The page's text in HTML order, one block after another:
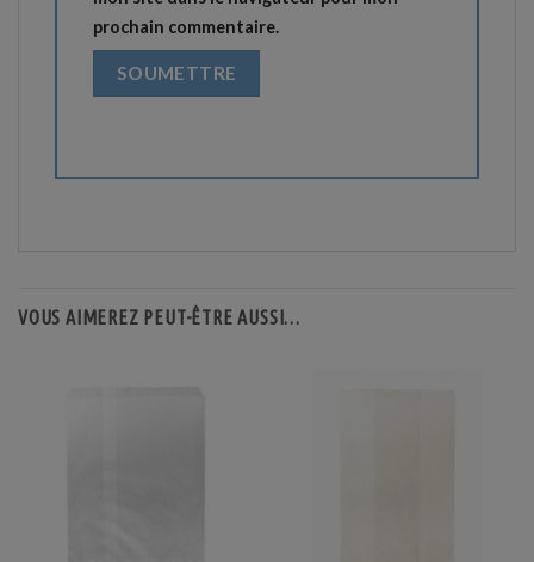
prochain commentaire.
VOUS AIMEREZ PEUT-ÊTRE AUSSI…